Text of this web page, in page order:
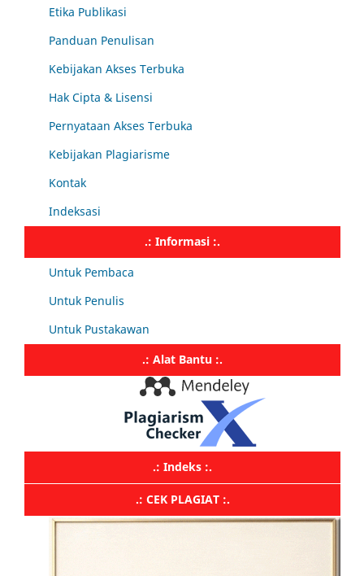
Etika Publikasi
Panduan Penulisan
Kebijakan Akses Terbuka
Hak Cipta & Lisensi
Pernyataan Akses Terbuka
Kebijakan Plagiarisme
Kontak
Indeksasi
.: Informasi :.
Untuk Pembaca
Untuk Penulis
Untuk Pustakawan
.: Alat Bantu :.
.: Indeks :.
.: CEK PLAGIAT :.